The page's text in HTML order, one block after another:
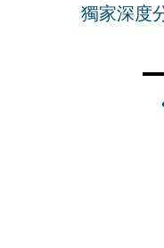
獨家深度